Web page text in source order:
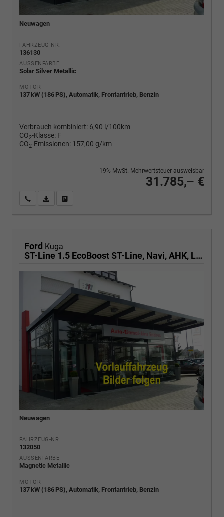
Neuwagen
FAHRZEUG-NR.
136130
AUSSENFARBE
Solar Silver Metallic
MOTOR
137 kW (186 PS), Automatik, Frontantrieb, Benzin
Verbrauch kombiniert: 6,90 l/100km
CO2-Klasse: F
CO2-Emissionen: 157,00 g/km
31.785,– €
19% MwSt. Mehrwertsteuer ausweisbar
Wir rufen Sie anPDF-Fahrzeugexposé drucken
Ford Kuga
ST-Line 1.5 EcoBoost ST-Line, Navi, AHK, LED, Kamera, Winter, FS beheizbar, 5 J.-Garantie
Neuwagen
FAHRZEUG-NR.
132050
AUSSENFARBE
Magnetic Metallic
MOTOR
137 kW (186 PS), Automatik, Frontantrieb, Benzin